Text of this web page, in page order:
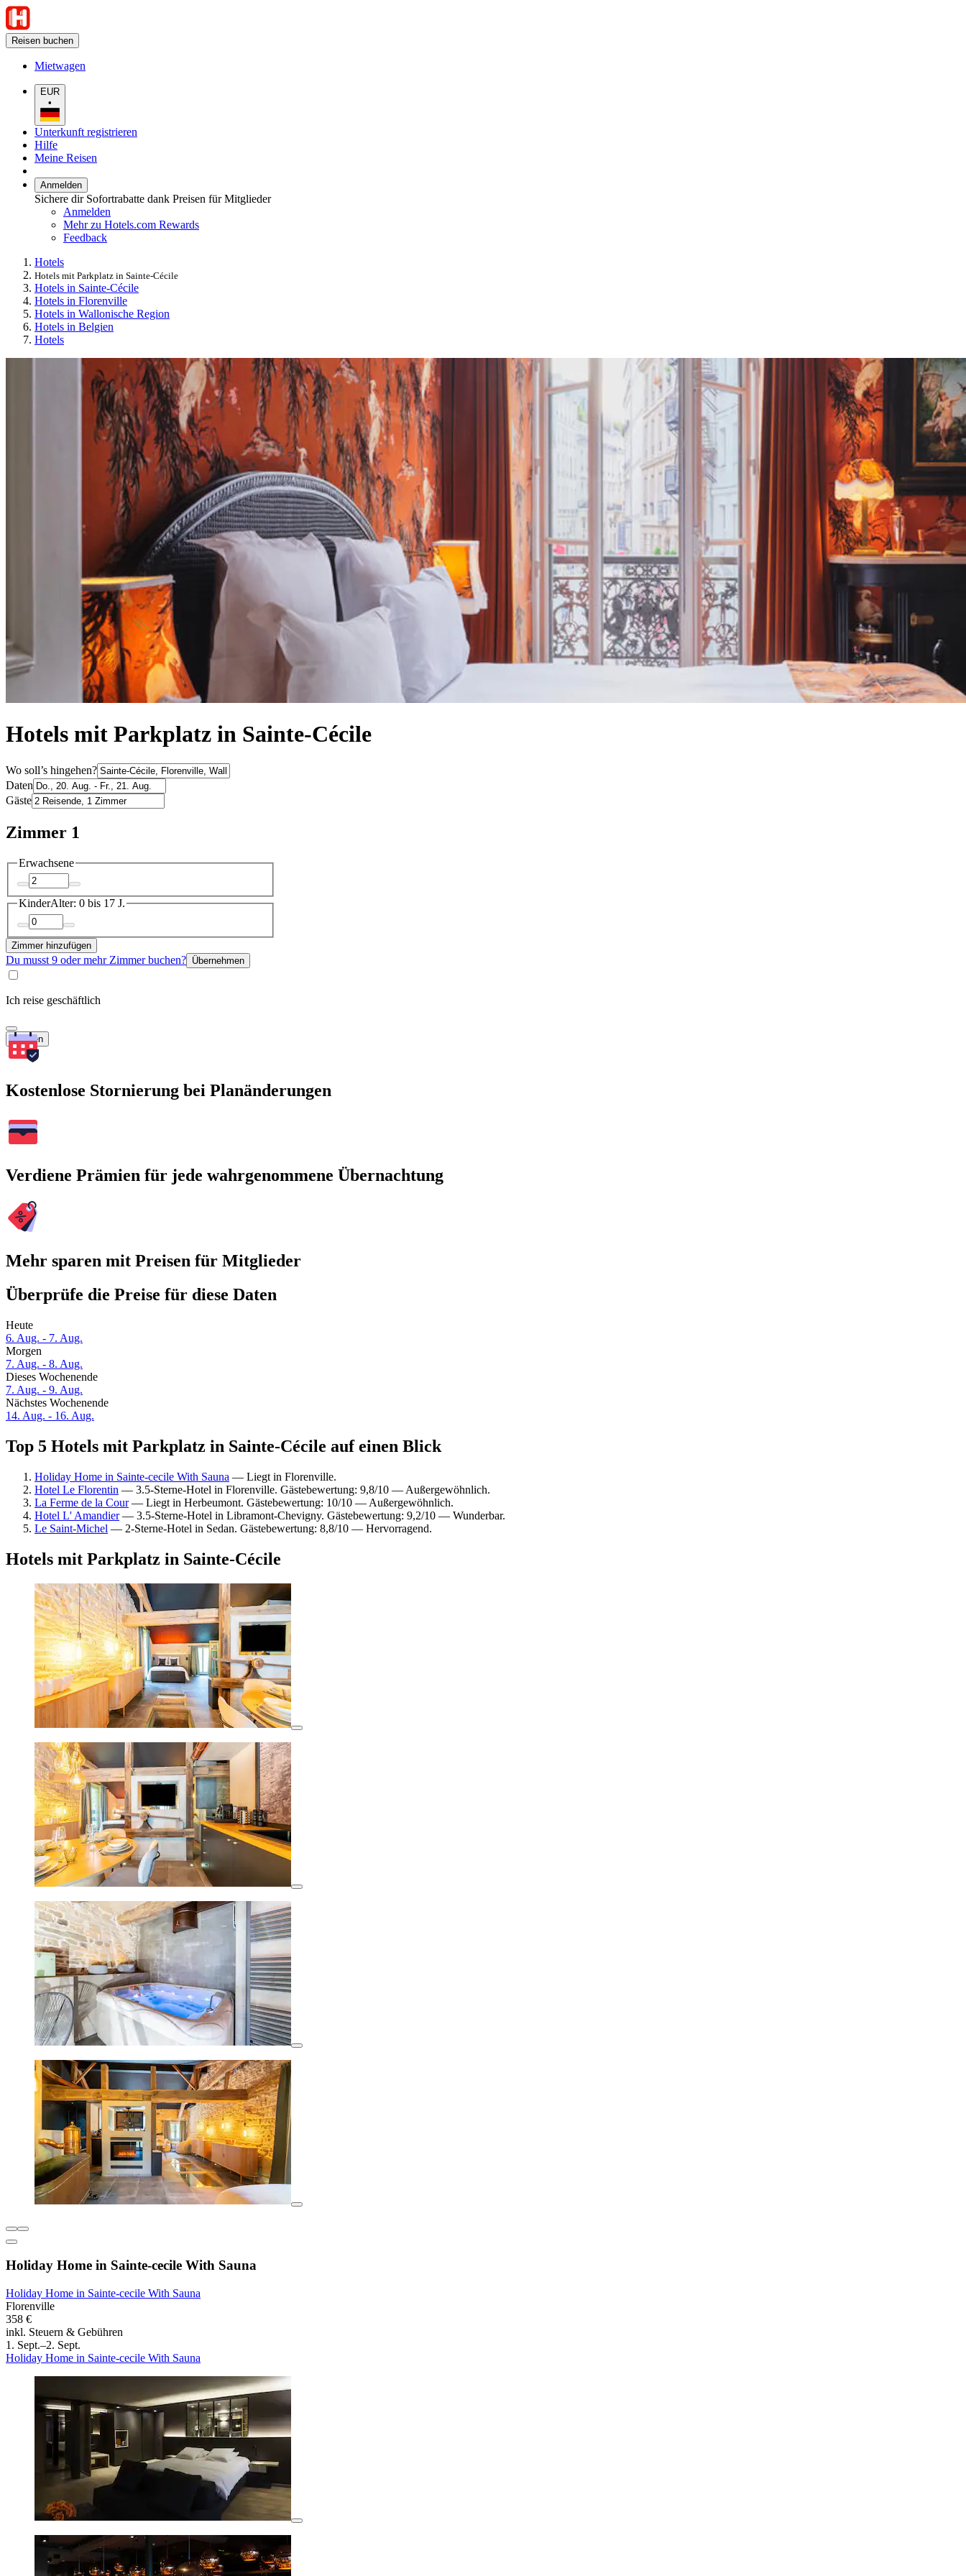
Reisen buchen
Mietwagen
EUR
•
Unterkunft registrieren
Hilfe
Meine Reisen
Anmelden
Sichere dir Sofortrabatte dank Preisen für Mitglieder
Anmelden
Mehr zu Hotels.com Rewards
Feedback
Hotels
Hotels mit Parkplatz in Sainte-Cécile
Hotels in Sainte-Cécile
Hotels in Florenville
Hotels in Wallonische Region
Hotels in Belgien
Hotels
Hotels mit Parkplatz in Sainte-Cécile
Wo soll’s hingehen?
Daten
Gäste
Zimmer 1
Erwachsene
KinderAlter: 0 bis 17 J.
Zimmer hinzufügen
Du musst 9 oder mehr Zimmer buchen? Übernehmen
Ich reise geschäftlich
Suchen
Kostenlose Stornierung bei Planänderungen
Verdiene Prämien für jede wahrgenommene Übernachtung
Mehr sparen mit Preisen für Mitglieder
Überprüfe die Preise für diese Daten
Heute
6. Aug. - 7. Aug.
Morgen
7. Aug. - 8. Aug.
Dieses Wochenende
7. Aug. - 9. Aug.
Nächstes Wochenende
14. Aug. - 16. Aug.
Top 5 Hotels mit Parkplatz in Sainte-Cécile auf einen Blick
Holiday Home in Sainte-cecile With Sauna — Liegt in Florenville.
Hotel Le Florentin — 3.5-Sterne-Hotel in Florenville. Gästebewertung: 9,8/10 — Außergewöhnlich.
La Ferme de la Cour— Liegt in Herbeumont. Gästebewertung: 10/10 — Außergewöhnlich.
Hotel L' Amandier— 3.5-Sterne-Hotel in Libramont-Chevigny. Gästebewertung: 9,2/10 — Wunderbar.
Le Saint-Michel — 2-Sterne-Hotel in Sedan. Gästebewertung: 8,8/10 — Hervorragend.
Hotels mit Parkplatz in Sainte-Cécile
Holiday Home in Sainte-cecile With Sauna
Holiday Home in Sainte-cecile With Sauna
Florenville
358 €
inkl. Steuern & Gebühren
1. Sept.–2. Sept.
Holiday Home in Sainte-cecile With Sauna